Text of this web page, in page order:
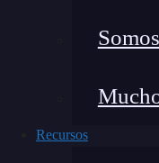
Recursos